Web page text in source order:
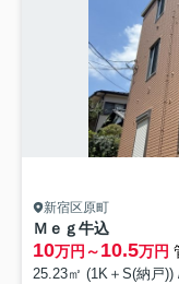
新宿区原町
Ｍｅｇ牛込
10万円～10.5万円
25.23㎡ (1K＋S(納戸))